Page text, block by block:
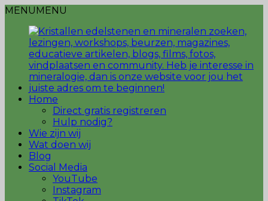
MENUMENU
Home
Direct gratis registreren
Hulp nodig?
Wie zijn wij
Wat doen wij
Blog
Social Media
YouTube
Instagram